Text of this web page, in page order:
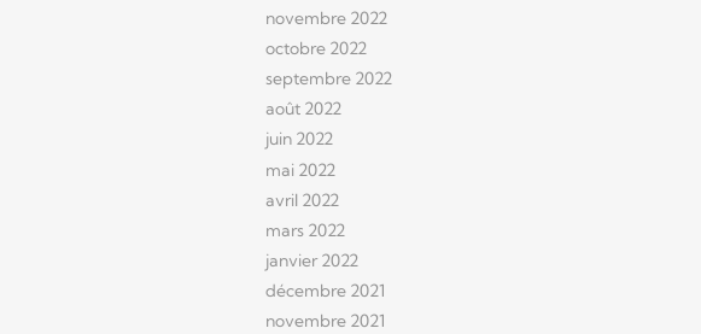
novembre 2022
octobre 2022
septembre 2022
août 2022
juin 2022
mai 2022
avril 2022
mars 2022
janvier 2022
décembre 2021
novembre 2021